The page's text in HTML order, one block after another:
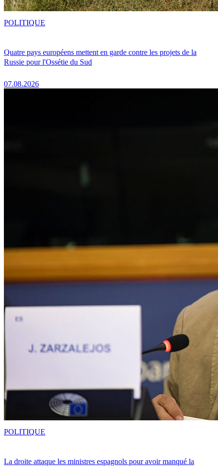
Quatre pays européens mettent en garde contre les projets de la
Russie pour l'Ossétie du Sud
07.08.2026
POLITIQUE
La droite attaque les ministres espagnols pour avoir manqué la
POLITIQUE